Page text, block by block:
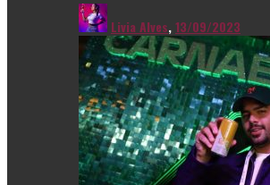
Livia Alves,13/09/2023